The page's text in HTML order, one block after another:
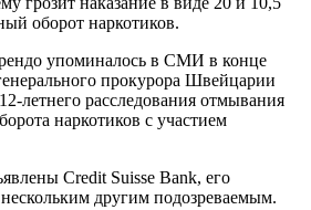
оборот наркотиков.
упоминалось в СМИ в конце
прокурора Швейцарии
летнего расследования отмывания
наркотиков с участием
Credit Suisse Bank, его
другим подозреваемым.